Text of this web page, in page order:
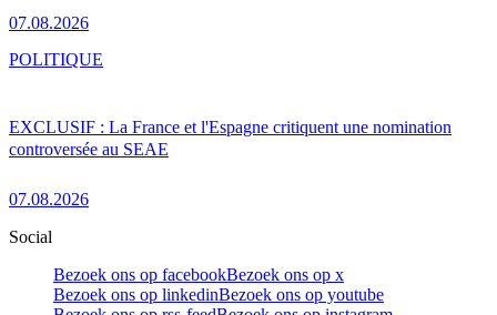
07.08.2026
EXCLUSIF : La France et l'Espagne critiquent une nomination
controversée au SEAE
07.08.2026
POLITIQUE
Social
Bezoek ons op facebookBezoek ons op x
Bezoek ons op linkedinBezoek ons op youtube